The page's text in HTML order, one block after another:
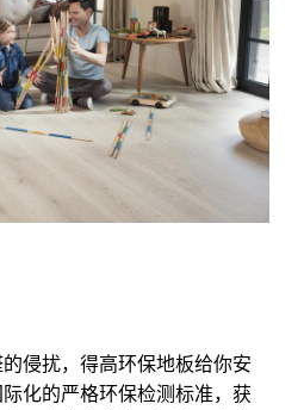
侵扰，得高环保地板给你安
化的严格环保检测标准，获